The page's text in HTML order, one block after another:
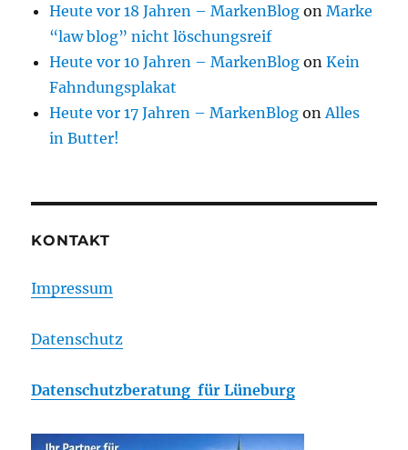
Heute vor 18 Jahren – MarkenBlog onMarke
“law blog” nicht löschungsreif
Heute vor 10 Jahren – MarkenBlog onKein
Fahndungsplakat
Heute vor 17 Jahren – MarkenBlog onAlles
in Butter!
KONTAKT
Impressum
Datenschutz
Datenschutzberatung für Lüneburg